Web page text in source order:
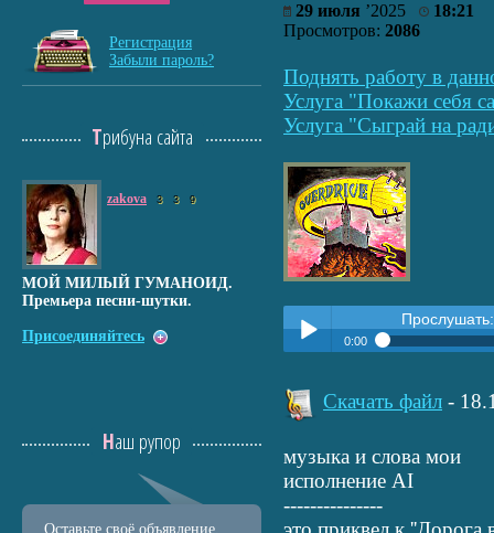
29 июля ’2025
18:21
Просмотров: 2086
Поднять работу в
Услуга "Покажи себя
Услуга "Сыграй на
Play /
0:00
Скачать файл -
музыка и слова мои
исполнение AI
---------------
Регистрация
Забыли пароль?
Трибуна сайта
zakova 3 3 9
МОЙ МИЛЫЙ ГУМАНОИД.
Премьера песни-шутки.
Присоединяйтесь
Наш рупор
Оставьте своё объявление,